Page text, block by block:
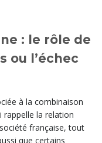
: le rôle de
ou l’échec
à la combinaison
rappelle la relation
française, tout
que certains